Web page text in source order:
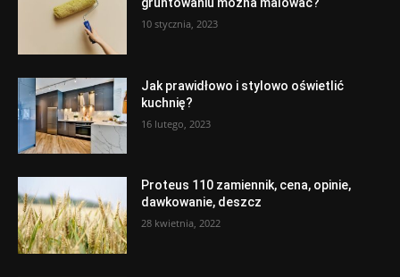
10 stycznia, 2023
Jak prawidłowo i stylowo oświetlić
kuchnię?
16 lutego, 2023
Proteus 110 zamiennik, cena, opinie,
dawkowanie, deszcz
28 kwietnia, 2022